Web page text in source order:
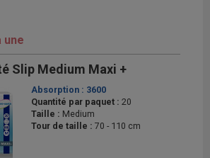
une
Slip Medium Maxi +
Absorption : 3600
Quantité par paquet : 20
Taille : Medium
Tour de taille : 70 - 110 cm